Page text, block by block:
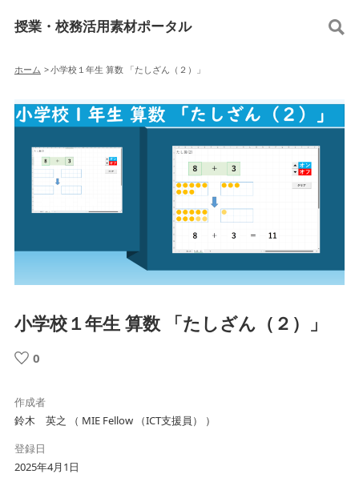
授業・校務活用素材ポータル
ホーム >小学校１年生 算数 「たしざん（２）」
小学校１年生 算数 「たしざん（２）」
0
作成者
鈴木 英之 （ MIE Fellow （ICT支援員） ）
登録日
2025年4月1日